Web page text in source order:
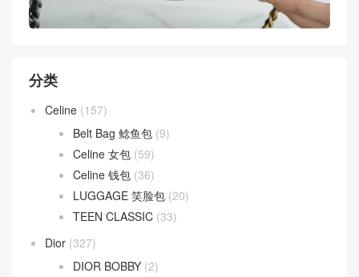
分类
Celine (157)
Belt Bag 鲶鱼包 (9)
Celine 女包 (59)
Celine 钱包 (36)
LUGGAGE 笑脸包 (20)
TEEN CLASSIC (33)
Dior (327)
DIOR BOBBY (2)